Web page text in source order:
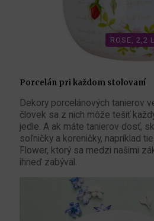
ROSE, 2,2 L
Porcelán pri každom stolovaní
Dekory porcelánových tanierov
človek sa z nich môže tešiť
jedle. A ak máte tanierov dosť,
soľničky a koreničky, napríklad
Flower, ktorý sa medzi našimi
ihneď zabýval.